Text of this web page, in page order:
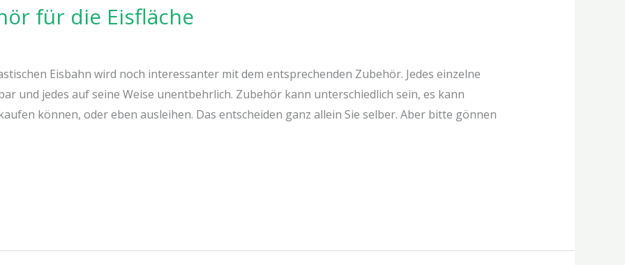
für die Eisfläche
Eisbahn wird noch interessanter mit dem entsprechenden Zubehör. Jedes einzelne
und jedes auf seine Weise unentbehrlich. Zubehör kann unterschiedlich sein, es kann
können, oder eben ausleihen. Das entscheiden ganz allein Sie selber. Aber bitte gönnen